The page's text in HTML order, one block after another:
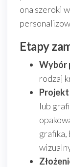
ona szeroki
Etapy
Wybór
rodzaj
lub
grafika,